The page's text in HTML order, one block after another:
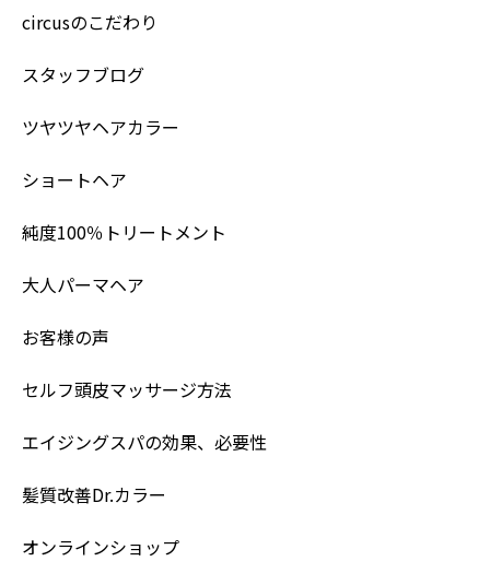
circusのこだわり
スタッフブログ
ツヤツヤヘアカラー
ショートヘア
純度100％トリートメント
大人パーマヘア
お客様の声
セルフ頭皮マッサージ方法
エイジングスパの効果、必要性
髪質改善Dr.カラー
オンラインショップ